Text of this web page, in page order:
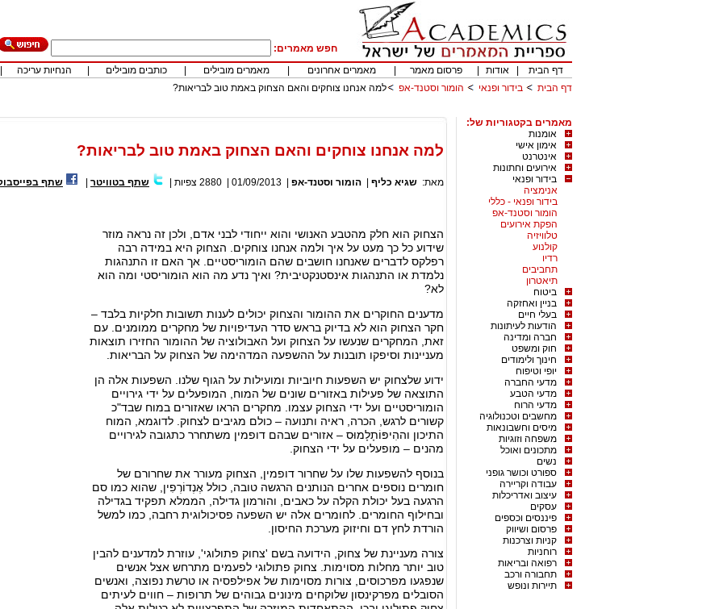
חפש מאמרים:
דף הבית
אודות פרסום מאמר מאמרים אחרונים מאמרים מובילים כותבים מובילים הנחיות עריכה
דף הבית
בידור ופנאי הומור וסטנד-אפ למה אנחנו צוחקים והאם הצחוק באמת טוב לבריאות?
מאמרים בקטגוריות של:
אומנות
אימון אישי
אינטרנט
אירועים וחתונות
בידור ופנאי
אנימציה
בידור ופנאי - כללי
הומור וסטנד-אפ
הפקת אירועים
טלוויזיה
קולנוע
רדיו
תחביבים
תיאטרון
ביטוח
בניין ואחזקה
בעלי חיים
הודעות לעיתונות
חברה ומדינה
חוק ומשפט
חינוך ולימודים
יופי וטיפוח
מדעי החברה
מדעי הטבע
מדעי הרוח
מחשבים וטכנולוגיה
מיסים וחשבונאות
משפחה וזוגיות
מתכונים ואוכל
נשים
ספורט וכושר גופני
עבודה וקריירה
עיצוב ואדריכלות
עסקים
פיננסים וכספים
פרסום ושיווק
קניות וצרכנות
רוחניות
רפואה ובריאות
תחבורה ורכב
תיירות ונופש
למה אנחנו צוחקים והאם הצחוק באמת טוב לבריאות?
מאת: שגיא כליף הומור וסטנד-אפ 01/09/2013
2880 צפיות שתף בטוויטר שתף
הצחוק הוא חלק מהטבע האנושי והוא ייחודי לבני אדם, ולכן זה נראה מוזר
שידוע כל כך מעט על איך ולמה אנחנו צוחקים. הצחוק היא במידה רבה
רפלקס לדברים שאנחנו חושבים שהם הומוריסטיים. אך האם זו התנהגות
נלמדת או התנהגות אינסטנקטיבית? ואיך נדע מה הוא הומוריסטי ומה הוא
לא?
מדענים החוקרים את ההומור והצחוק יכולים לענות תשובות חלקיות בלבד –
חקר הצחוק הוא לא בדיוק בראש סדר העדיפויות של מחקרים ממומנים. עם
זאת, המחקרים שנעשו על הצחוק ועל האבולוציה של ההומור החזירו תוצאות
מעניינות וסיפקו תובנות על ההשפעה המדהימה של הצחוק על הבריאות.
ידוע שלצחוק יש השפעות חיוביות ומועילות על הגוף שלנו. השפעות אלה הן
התוצאה של פעילות באזורים שונים של המוח, המופעלים על ידי גירויים
הומוריסטיים ועל ידי הצחוק עצמו. מחקרים הראו שאזורים במוח שבד"כ
קשורים לרגש, הכרה, ראיה ותנועה – כולם מגיבים לצחוק. לדוגמא, המוח
התיכון וההִיפּוֹתָלָמוּס – אזורים שבהם דופמין משתחרר כתגובה לגירויים
מהנים – מופעלים על ידי הצחוק.
בנוסף להשפעות שלו על שחרור דופמין, הצחוק מעורר את שחרורם של
חומרים נוספים אחרים הנותנים הרגשה טובה, כולל אֶנְדוֹרְפִין, שהוא כמו סם
הרגעה בעל יכולת הקלה על כאבים, והורמון גדילה, הממלא תפקיד בגדילה
ובחילוף החומרים. לחומרים אלה יש השפעה פסיכולוגית רחבה, כמו למשל
הורדת לחץ דם וחיזוק מערכת החיסון.
צורה מעניינת של צחוק, הידועה בשם 'צחוק פתולוגי', עוזרת למדענים להבין
טוב יותר מחלות מסוימות. צחוק פתולוגי לפעמים מתרחש אצל אנשים
שנפגעו מפרכוסים, צורות מסוימות של אפילפסיה או טרשת נפוצה, ואנשים
הסובלים מפרקינסון שלוקחים מינונים גבוהים של תרופות – חווים לעיתים